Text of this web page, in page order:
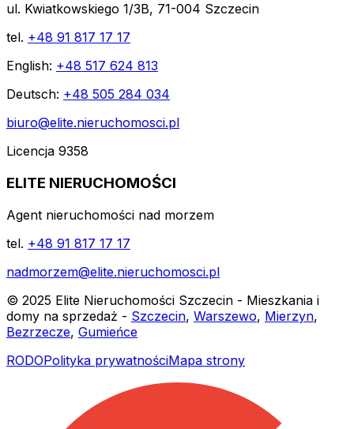
ul. Kwiatkowskiego 1/3B, 71-004 Szczecin
tel. +48 91 817 17 17
English: +48 517 624 813
Deutsch: +48 505 284 034
biuro@elite.nieruchomosci.pl
Licencja 9358
ELITE NIERUCHOMOŚCI
Agent nieruchomości nad morzem
tel. +48 91 817 17 17
nadmorzem@elite.nieruchomosci.pl
© 2025 Elite Nieruchomości Szczecin - Mieszkania i
domy na sprzedaż - Szczecin, Warszewo, Mierzyn,
Bezrzecze, Gumieńce
RODOPolityka prywatnościMapa strony